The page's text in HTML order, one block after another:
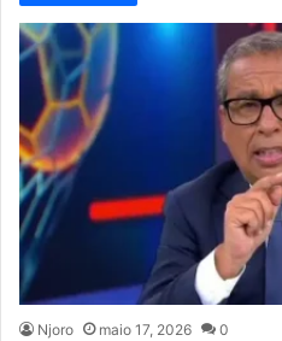
Njoro maio 17, 2026 0